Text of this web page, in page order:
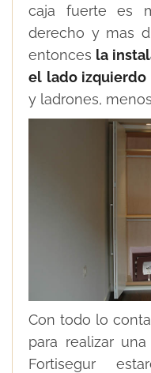
caja fuerte es
derecho y mas
entonces la
el lado izquierdo
y ladrones,
Con todo lo
para realizar
Fortisegur